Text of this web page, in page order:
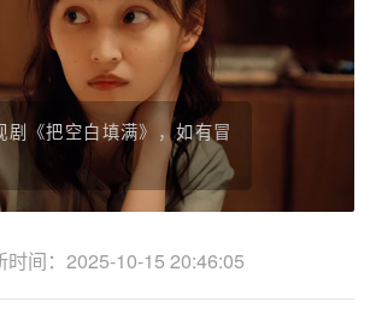
剧《把空白填满》，如有冒
时间：2025-10-15 20:46:05